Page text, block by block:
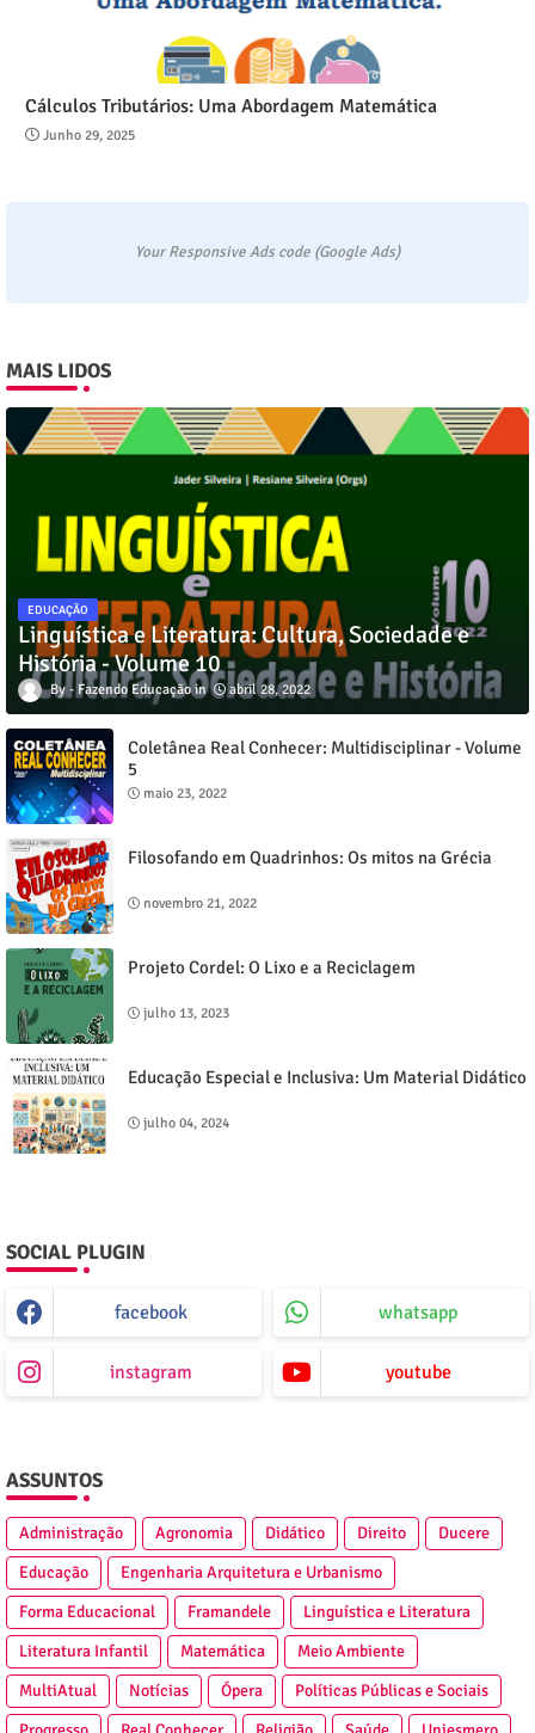
Cálculos Tributários: Uma Abordagem Matemática
Junho 29, 2025
Your Responsive Ads code (Google Ads)
MAIS LIDOS
EDUCAÇÃO
Linguística e Literatura: Cultura, Sociedade e
História - Volume 10
Fazendo Educação abril 28, 2022
Coletânea Real Conhecer: Multidisciplinar - Volume
5
maio 23, 2022
Filosofando em Quadrinhos: Os mitos na Grécia
novembro 21, 2022
Projeto Cordel: O Lixo e a Reciclagem
julho 13, 2023
Educação Especial e Inclusiva: Um Material Didático
julho 04, 2024
SOCIAL PLUGIN
facebook whatsapp
instagram youtube
ASSUNTOS
Administração Agronomia Didático Direito
Ducere
Educação
Engenharia Arquitetura e Urbanismo
Forma Educacional
Framandele
Linguística e Literatura
Literatura Infantil
Matemática
Meio Ambiente
MultiAtual
Notícias Ópera
Políticas Públicas e Sociais